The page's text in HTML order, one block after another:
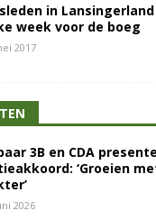
in
week voor de boeg
2017
3B en CDA
‘Groeien
2026